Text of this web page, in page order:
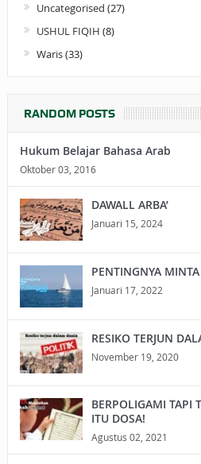
Uncategorised (27)
USHUL FIQIH (8)
Waris(33)
RANDOM POSTS
Hukum Belajar Bahasa Arab
Oktober 03, 2016
DAWALL ARBA’
Januari 15, 2024
PENTINGNYA
Januari 17, 2022
RESIKO TERJUN
November 19, 2020
BERPOLIGAMI TAPI
ITU DOSA!
Agustus 02, 2021